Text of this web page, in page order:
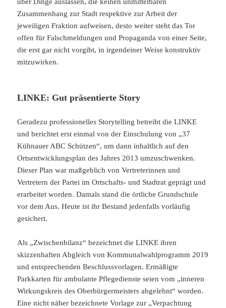
über Dinge auslassen, die keinen unmittelbaren
Zusammenhang zur Stadt respektive zur Arbeit der
jeweiligen Fraktion aufweisen, desto weiter steht das Tor
offen für Falschmeldungen und Propaganda von einer Seite,
die erst gar nicht vorgibt, in irgendeiner Weise konstruktiv
mitzuwirken.
LINKE: Gut präsentierte Story
Geradezu professionelles Storytelling betreibt die LINKE
und berichtet erst einmal von der Einschulung von „37
Kühnauer ABC Schützen“, um dann inhaltlich auf den
Ortsentwicklungsplan des Jahres 2013 umzuschwenken.
Dieser Plan war maßgeblich von Vertreterinnen und
Vertretern der Partei im Ortschafts- und Stadtrat geprägt und
erarbeitet worden. Damals stand die örtliche Grundschule
vor dem Aus. Heute ist ihr Bestand jedenfalls vorläufig
gesichert.
Als „Zwischenbilanz“ bezeichnet die LINKE ihren
skizzenhaften Abgleich von Kommunalwahlprogramm 2019
und entsprechenden Beschlussvorlagen. Ermäßigte
Parkkarten für ambulante Pflegedienste seien vom „inneren
Wirkungskreis des Oberbürgermeisters abgelehnt“ worden.
Eine nicht näher bezeichnete Vorlage zur „Verpachtung